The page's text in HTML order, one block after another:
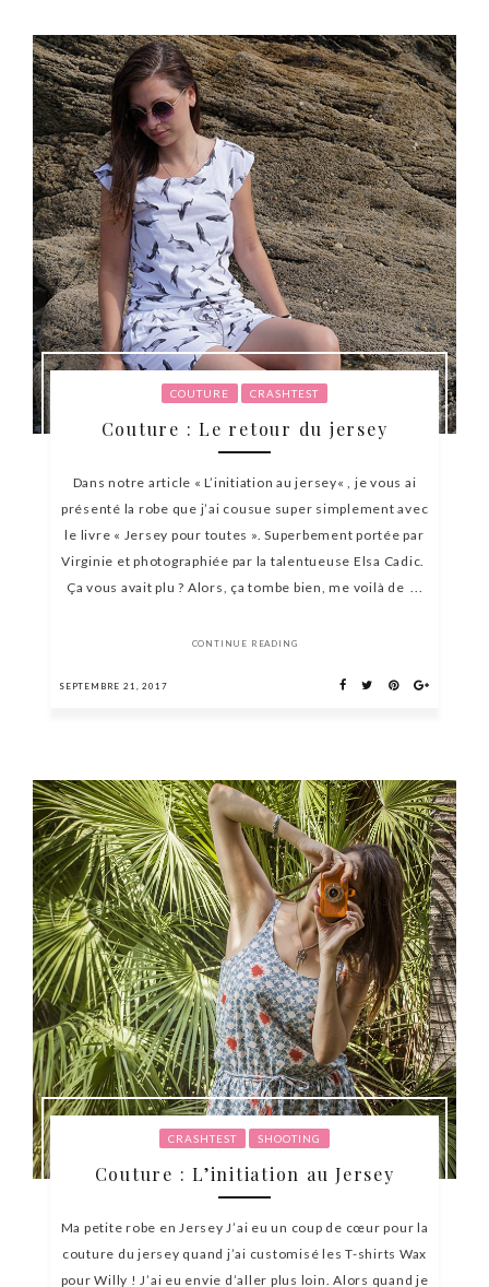
COUTURE CRASHTEST
Couture : Le retour du jersey
Dans notre article « L’initiation au jersey« , je vous ai
présenté la robe que j’ai cousue super simplement avec
le livre « Jersey pour toutes ». Superbement portée par
Virginie et photographiée par la talentueuse Elsa Cadic.
Ça vous avait plu ? Alors, ça tombe bien, me voilà de ...
CONTINUE READING
SEPTEMBRE 21, 2017
CRASHTEST SHOOTING
Couture : L’initiation au Jersey
Ma petite robe en Jersey J’ai eu un coup de cœur pour la
couture du jersey quand j’ai customisé les T-shirts Wax
pour Willy ! J’ai eu envie d’aller plus loin. Alors quand je